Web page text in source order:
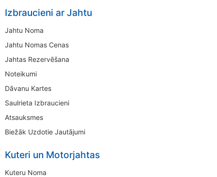
Izbraucieni ar Jahtu
Jahtu Noma
Jahtu Nomas Cenas
Jahtas Rezervēšana
Noteikumi
Dāvanu Kartes
Saulrieta Izbraucieni
Atsauksmes
Biežāk Uzdotie Jautājumi
Kuteri un Motorjahtas
Kuteru Noma